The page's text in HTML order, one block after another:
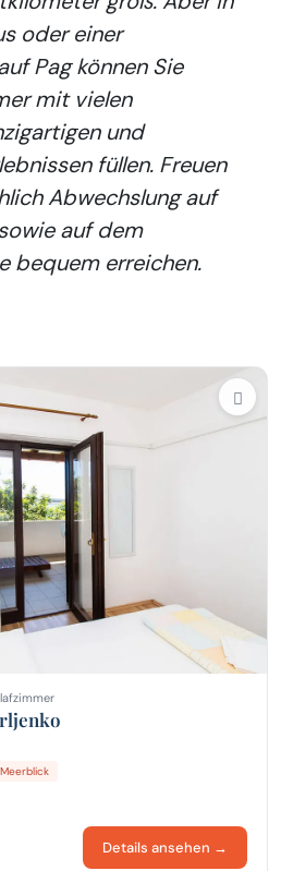
oder einer
Pag können Sie
mit vielen
und
füllen. Freuen
Abwechslung auf
auf dem
bequem erreichen.
Meerblick
Details ansehen →